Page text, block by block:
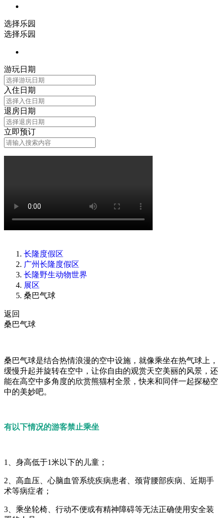
选择乐园
选择乐园
游玩日期
入住日期
退房日期
立即预订
长隆度假区
广州长隆度假区
长隆野生动物世界
展区
桑巴气球
返回
桑巴气球
桑巴气球是结合热情浪漫的空中设施，就像乘坐在热气球上，
缓慢升起并旋转在空中，让你自由的观赏天空美丽的风景，还
能在高空中多角度的欣赏熊猫村全景，快来和同伴一起探秘空
中的美妙吧。
有以下情况的游客禁止乘坐
1、身高低于1米以下的儿童；
2、高血压、心脑血管系统疾病患者、颈背腰部疾病、近期手
术等病症者；
3、乘坐轮椅、行动不便或有精神障碍等无法正确使用安全装